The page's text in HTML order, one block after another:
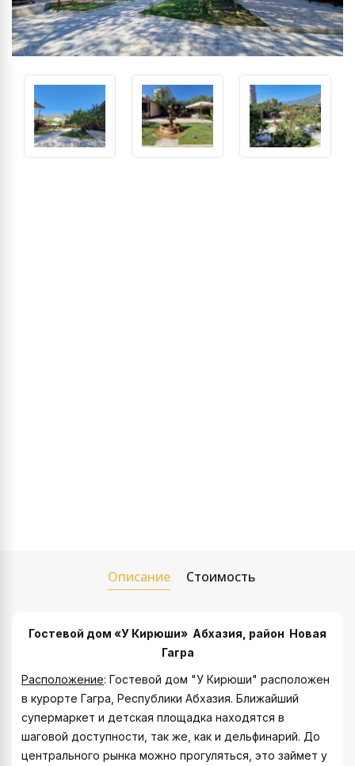
Описание Стоимость
Гостевой дом «У Кирюши» Абхазия, район Новая
Гагра
Расположение: Гостевой дом "У Кирюши" расположен
в курорте Гагра, Республики Абхазия. Ближайший
супермаркет и детская площадка находятся в
шаговой доступности, так же, как и дельфинарий. До
центрального рынка можно прогуляться, это займет у